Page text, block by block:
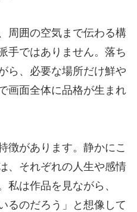
周囲の空気まで伝わる構
手ではありません。落ち
ら、必要な場所だけ鮮や
画面全体に品格が生まれ
徴があります。静かにこ
、それぞれの人生や感情
私は作品を見ながら、
るのだろう」と想像して